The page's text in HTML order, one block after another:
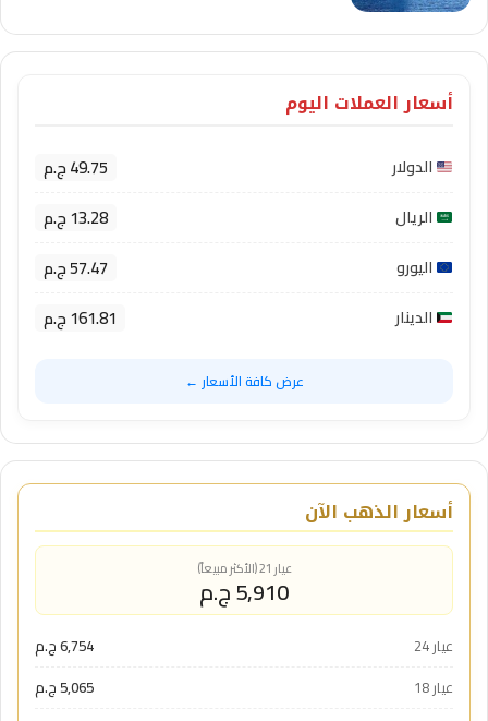
أسعار العملات اليوم
الدولار 49.75 ج.م
الريال 13.28 ج.م
اليورو 57.47 ج.م
الدينار 161.81 ج.م
عرض كافة الأسعار ←
أسعار الذهب الآن
عيار 21 (الأكثر مبيعاً)
5,910 ج.م
عيار 24
6,754 ج.م
عيار 18
5,065 ج.م